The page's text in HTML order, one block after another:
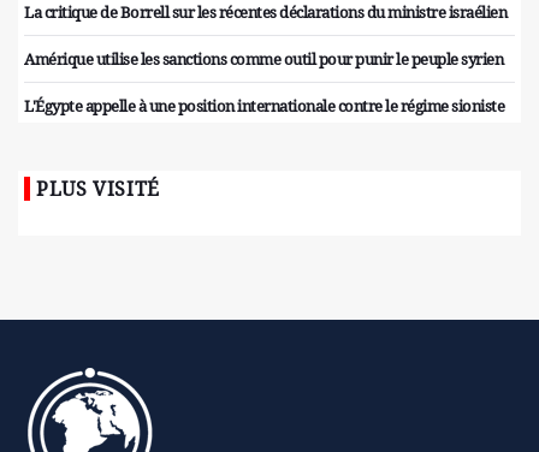
La critique de Borrell sur les récentes déclarations du ministre israélien
Amérique utilise les sanctions comme outil pour punir le peuple syrien
L'Égypte appelle à une position internationale contre le régime sioniste
PLUS VISITÉ